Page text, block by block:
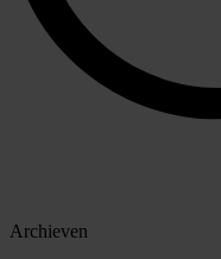
Archieven